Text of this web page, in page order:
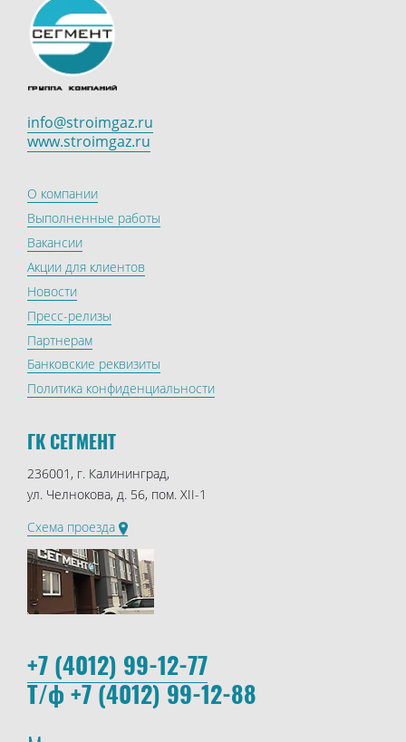
info@stroimgaz.ru
www.stroimgaz.ru
О компании
Выполненные работы
Вакансии
Акции для клиентов
Новости
Пресс-релизы
Партнерам
Банковские реквизиты
Политика конфиденциальности
ГК СЕГМЕНТ
236001, г. Калининград,
ул. Челнокова, д. 56, пом. XII-1
Схема проезда
+7 (4012) 99-12-77
Т/ф +7 (4012) 99-12-88